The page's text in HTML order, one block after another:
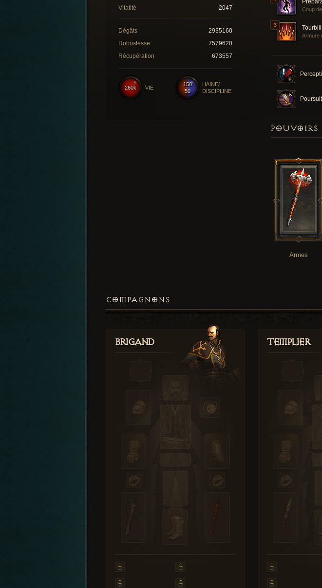
Coup
Armure
Vitalité
2047
Dégâts
2935160
Robustesse
7579620
Récupération
673557
150
50
HAINE/
DISCIPLINE
260k VIE
Armes
COMPAGNONS
Brigand Templier